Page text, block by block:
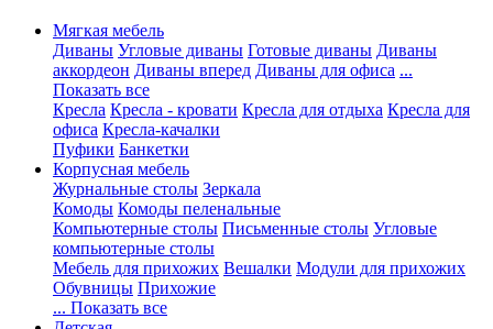
Мягкая мебель
Диваны Угловые диваны Готовые диваны Диваны
аккордеон Диваны вперед Диваны для офиса ...
Показать все
Кресла Кресла - кровати Кресла для отдыха Кресла для
офиса Кресла-качалки
Пуфики Банкетки
Корпусная мебель
Журнальные столы Зеркала
Комоды Комоды пеленальные
Компьютерные столы Письменные столы Угловые
компьютерные столы
Мебель для прихожих Вешалки Модули для прихожих
Обувницы Прихожие
... Показать все